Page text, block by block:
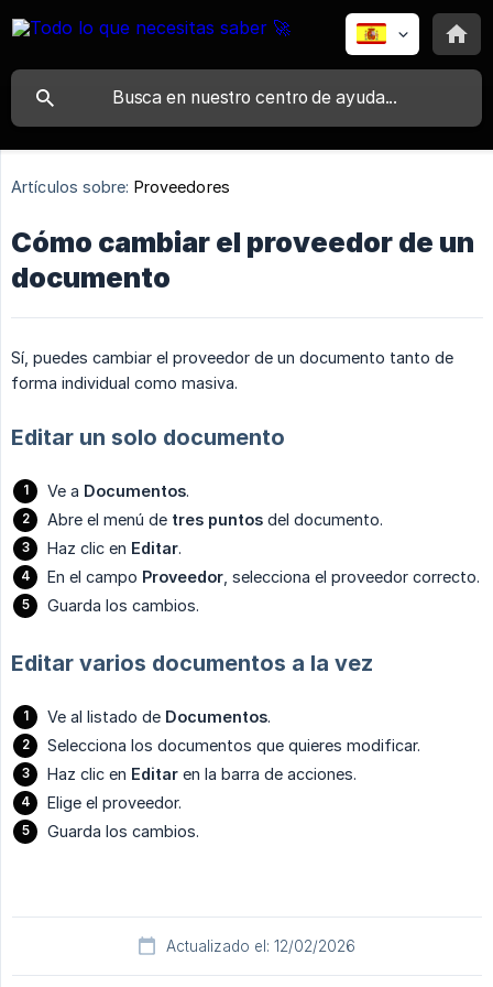
Artículos sobre: Proveedores
Cómo cambiar el proveedor de un
documento
Sí, puedes cambiar el proveedor de un documento tanto de
forma individual como masiva.
Editar un solo documento
Ve a Documentos.
Abre el menú de tres puntos del documento.
Haz clic en Editar.
En el campo Proveedor , selecciona el proveedor correcto.
Guarda los cambios.
Editar varios documentos a la vez
Ve al listado de Documentos.
Selecciona los documentos que quieres modificar.
Haz clic en Editar en la barra de acciones.
Elige el proveedor.
Guarda los cambios.
Actualizado el: 12/02/2026